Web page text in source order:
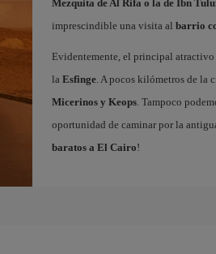
Mezquita de Al Rifa o la de Ibn
imprescindible una visita al barrio
Evidentemente, el principal atractivo
la Esfinge. A pocos kilómetros de la
Micerinos y Keops. Tampoco
oportunidad de caminar por la
baratos a El Cairo!